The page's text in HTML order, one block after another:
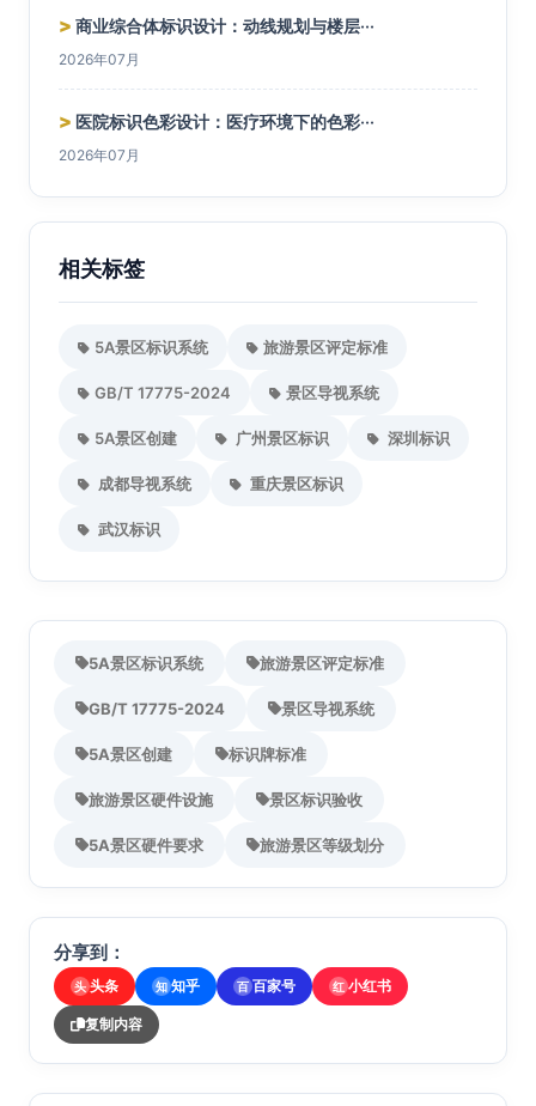
> 商业综合体标识设计：动线规划与楼层···
2026年07月
> 医院标识色彩设计：医疗环境下的色彩···
2026年07月
相关标签
5A景区标识系统 旅游景区评定标准
GB/T 17775-2024 景区导视系统
5A景区创建 广州景区标识 深圳标识
成都导视系统 重庆景区标识
武汉标识
5A景区标识系统 旅游景区评定标准
GB/T 17775-2024 景区导视系统
5A景区创建 标识牌标准
旅游景区硬件设施 景区标识验收
5A景区硬件要求 旅游景区等级划分
分享到：
头 头条 知 知乎 百 百家号 红 小红书
复制内容